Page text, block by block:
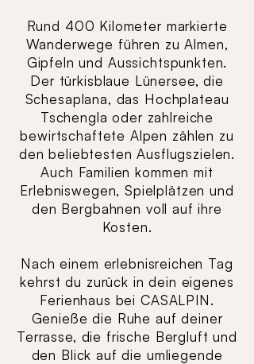
Rund 400 Kilometer markierte
Wanderwege führen zu Almen,
Gipfeln und Aussichtspunkten.
Der türkisblaue Lünersee, die
Schesaplana, das Hochplateau
Tschengla oder zahlreiche
bewirtschaftete Alpen zählen zu
den beliebtesten Ausflugszielen.
Auch Familien kommen mit
Erlebniswegen, Spielplätzen und
den Bergbahnen voll auf ihre
Kosten.
Nach einem erlebnisreichen Tag
kehrst du zurück in dein eigenes
Ferienhaus bei CASALPIN.
Genieße die Ruhe auf deiner
Terrasse, die frische Bergluft und
den Blick auf die umliegende